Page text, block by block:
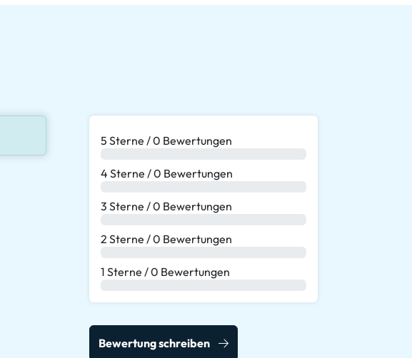
5 Sterne / 0 Bewertungen
4 Sterne / 0 Bewertungen
3 Sterne / 0 Bewertungen
2 Sterne / 0 Bewertungen
1 Sterne / 0 Bewertungen
Bewertung schreiben